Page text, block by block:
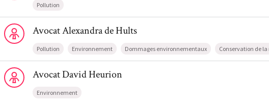
Pollution
Voir le profil de AvocatAlexandra de Hults
AvocatAlexandrade Hults
Pollution Environnement Dommages environnementaux Conservation de
Voir le profil de AvocatDavid Heurion
AvocatDavidHeurion
Environnement